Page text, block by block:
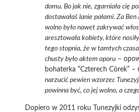
domu. Bo jak nie, zgarniała cię
dostawałaś lanie pałami. Za Ben
wolno było nawet zakrywać
aresztowała kobiety, które
tego stopnia, że w tamtych
chusty było aktem oporu –
bohaterka “Czterech Córek” –
narzucić pewien wzorzec
powinna być, co jej wolno, a
Dopiero w 2011 roku Tunezyjki